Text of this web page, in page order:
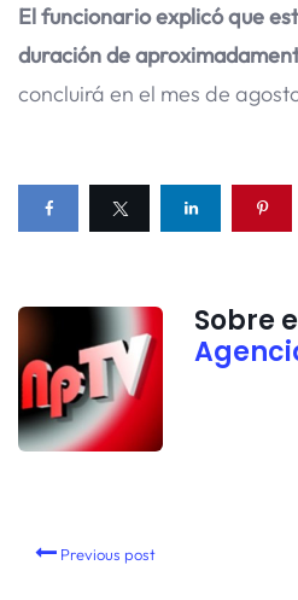
El funcionario explicó que
duración de
concluirá en el mes de
Sobre
Previous post